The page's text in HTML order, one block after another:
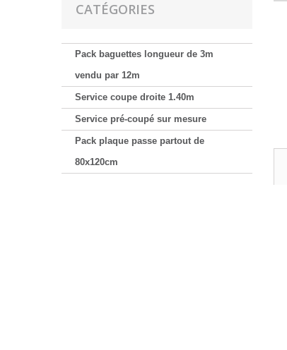
CATÉGORIES
Pack baguettes longueur de 3m
vendu par 12m
Service coupe droite 1.40m
Service pré-coupé sur mesure
Pack plaque passe partout de
80x120cm